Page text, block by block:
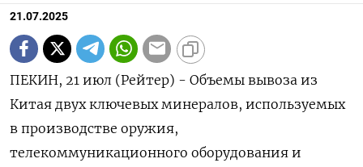
21.07.2025
ПЕКИН, 21 июл (Рейтер) - Объемы вывоза из
Китая двух ключевых минералов, используемых
в производстве оружия,
телекоммуникационного оборудования и